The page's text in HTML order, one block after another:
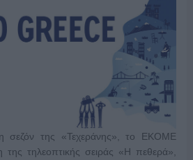
σεζόν της «Τεχεράνης», το ΕΚΟΜΕ
της τηλεοπτικής σειράς «Η πεθερά»,